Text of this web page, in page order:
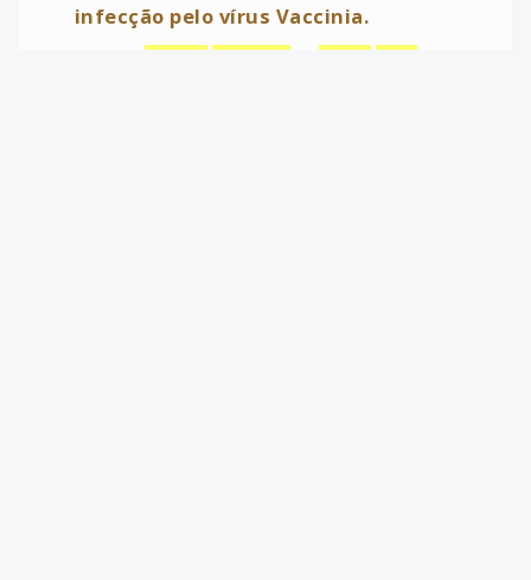
infecção pelo vírus Vaccinia.